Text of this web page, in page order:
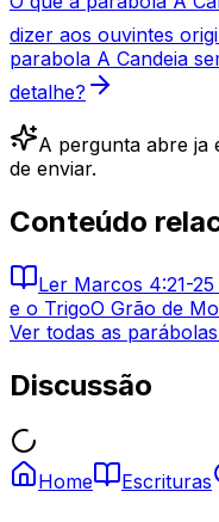
dizer aos ouvintes
parabola A Candeia
detalhe?
A pergunta abre ja
de enviar.
Conteúdo
Ler Marcos 4:21-25
e o TrigoO Grão de
Ver todas as
Discussão
Home Escrituras